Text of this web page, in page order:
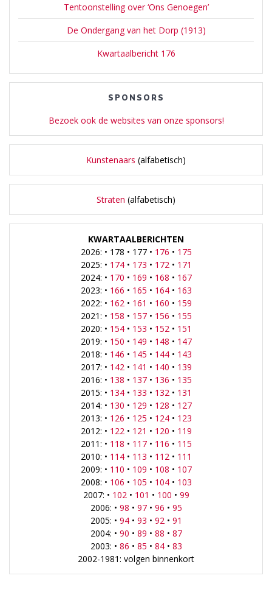
Tentoonstelling over ‘Ons Genoegen’
De Ondergang van het Dorp (1913)
Kwartaalbericht 176
SPONSORS
Bezoek ook de websites van onze sponsors!
Kunstenaars (alfabetisch)
Straten (alfabetisch)
KWARTAALBERICHTEN
2026: • 178 • 177 • 176 • 175
2025: • 174• 173 • 172 • 171
2024: • 170 • 169 • 168 • 167
2023: • 166 • 165 • 164• 163
2022: • 162 • 161 • 160 • 159
2021: • 158 • 157• 156 • 155
2020: • 154• 153 • 152 • 151
2019: • 150 • 149 • 148 • 147
2018: • 146 • 145 • 144• 143
2017: • 142 • 141 • 140 • 139
2016: • 138 • 137• 136 • 135
2015: • 134• 133 • 132 • 131
2014: • 130 • 129 • 128 • 127
2013: • 126 • 125 • 124• 123
2012: • 122 • 121 • 120 • 119
2011: • 118 • 117• 116 • 115
2010: • 114• 113 • 112 • 111
2009: • 110 • 109 • 108 • 107
2008: • 106 • 105 • 104• 103
2007: • 102 • 101 • 100 • 99
2006: • 98 • 97• 96 • 95
2005: • 94• 93 • 92 • 91
2004: • 90 • 89 • 88 • 87
2003: • 86 • 85 • 84• 83
2002-1981: volgen binnenkort